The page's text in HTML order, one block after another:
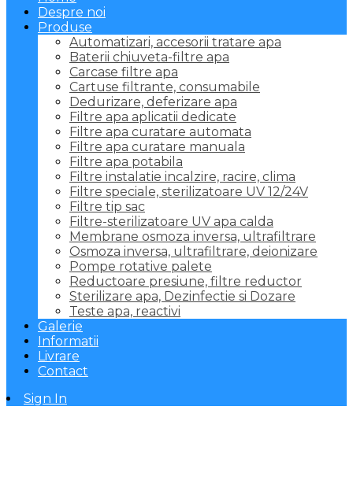
Despre noi
Produse
Automatizari, accesorii tratare apa
Baterii chiuveta-filtre apa
Carcase filtre apa
Cartuse filtrante, consumabile
Dedurizare, deferizare apa
Filtre apa aplicatii dedicate
Filtre apa curatare automata
Filtre apa curatare manuala
Filtre apa potabila
Filtre instalatie incalzire, racire, clima
Filtre speciale, sterilizatoare UV 12/24V
Filtre tip sac
Filtre-sterilizatoare UV apa calda
Membrane osmoza inversa, ultrafiltrare
Osmoza inversa, ultrafiltrare, deionizare
Pompe rotative palete
Reductoare presiune, filtre reductor
Sterilizare apa, Dezinfectie si Dozare
Teste apa, reactivi
Galerie
Informatii
Livrare
Contact
Sign In